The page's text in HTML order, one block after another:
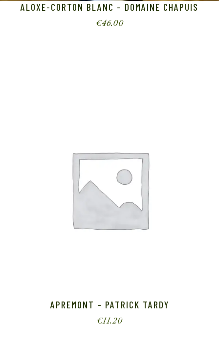
ALOXE-CORTON BLANC – DOMAINE CHAPUIS
€46.00
APREMONT – PATRICK TARDY
€11.20